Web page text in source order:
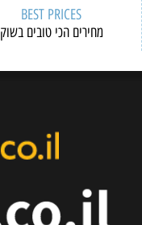
BEST PRICES
מחירים הכי טובים בשוק